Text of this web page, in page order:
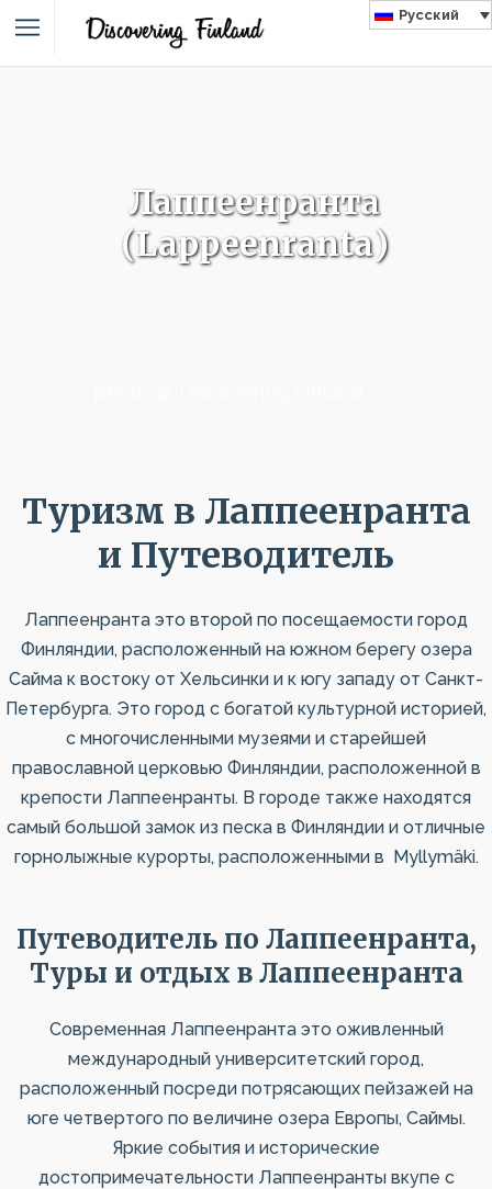
Русский
Лаппеенранта
(Lappeenranta)
Туризм в Лаппеенранта
и Путеводитель
Лаппеенранта это второй по посещаемости город
Финляндии, расположенный на южном берегу озера
Сайма к востоку от Хельсинки и к югу западу от Санкт-
Петербурга. Это город с богатой культурной историей,
с многочисленными музеями и старейшей
православной церковью Финляндии, расположенной в
крепости Лаппеенранты. В городе также находятся
самый большой замок из песка в Финляндии и отличные
горнолыжные курорты, расположенными в Myllymäki.
Путеводитель по Лаппеенранта,
Туры и отдых в Лаппеенранта
Современная Лаппеенранта это оживленный
международный университетский город,
расположенный посреди потрясающих пейзажей на
юге четвертого по величине озера Европы, Саймы.
Яркие события и исторические
достопримечательности Лаппеенранты вкупе с